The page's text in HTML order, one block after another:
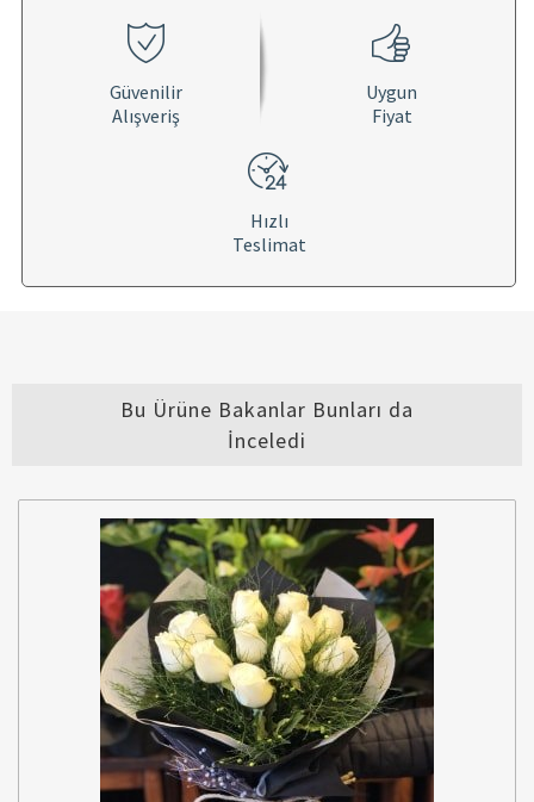
Güvenilir
Alışveriş
Uygun
Fiyat
Hızlı
Teslimat
Bu Ürüne Bakanlar Bunları da
İnceledi